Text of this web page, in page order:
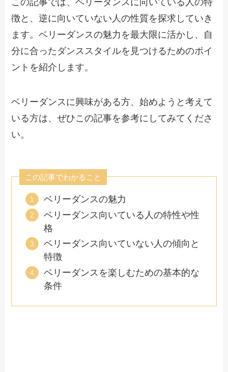
この記事では、ベリーダンスに向いている人の特
徴と、逆に向いていない人の性質を探求していき
ます。ベリーダンスの魅力を最大限に活かし、自
分に合ったダンススタイルを見つけるためのポイ
ントを紹介します。
ベリーダンスに興味がある方、始めようと考えて
いる方は、ぜひこの記事を参考にしてみてくださ
い。
この記事でわかること
ベリーダンスの魅力
ベリーダンス向いている人の特性や性
格
ベリーダンス向いていない人の傾向と
特徴
ベリーダンスを楽しむための基本的な
条件